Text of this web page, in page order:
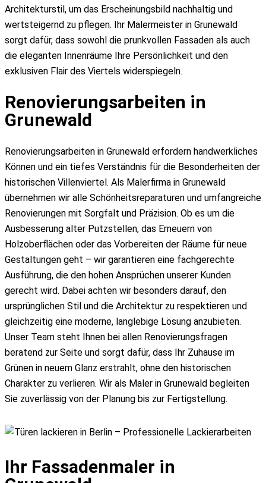
Architekturstil, um das Erscheinungsbild nachhaltig und
wertsteigernd zu pflegen. Ihr Malermeister in Grunewald
sorgt dafür, dass sowohl die prunkvollen Fassaden als auch
die eleganten Innenräume Ihre Persönlichkeit und den
exklusiven Flair des Viertels widerspiegeln.
Renovierungsarbeiten in
Grunewald
Renovierungsarbeiten in Grunewald erfordern handwerkliches
Können und ein tiefes Verständnis für die Besonderheiten der
historischen Villenviertel. Als Malerfirma in Grunewald
übernehmen wir alle Schönheitsreparaturen und umfangreiche
Renovierungen mit Sorgfalt und Präzision. Ob es um die
Ausbesserung alter Putzstellen, das Erneuern von
Holzoberflächen oder das Vorbereiten der Räume für neue
Gestaltungen geht – wir garantieren eine fachgerechte
Ausführung, die den hohen Ansprüchen unserer Kunden
gerecht wird. Dabei achten wir besonders darauf, den
ursprünglichen Stil und die Architektur zu respektieren und
gleichzeitig eine moderne, langlebige Lösung anzubieten.
Unser Team steht Ihnen bei allen Renovierungsfragen
beratend zur Seite und sorgt dafür, dass Ihr Zuhause im
Grünen in neuem Glanz erstrahlt, ohne den historischen
Charakter zu verlieren. Wir als Maler in Grunewald begleiten
Sie zuverlässig von der Planung bis zur Fertigstellung.
Ihr Fassadenmaler in